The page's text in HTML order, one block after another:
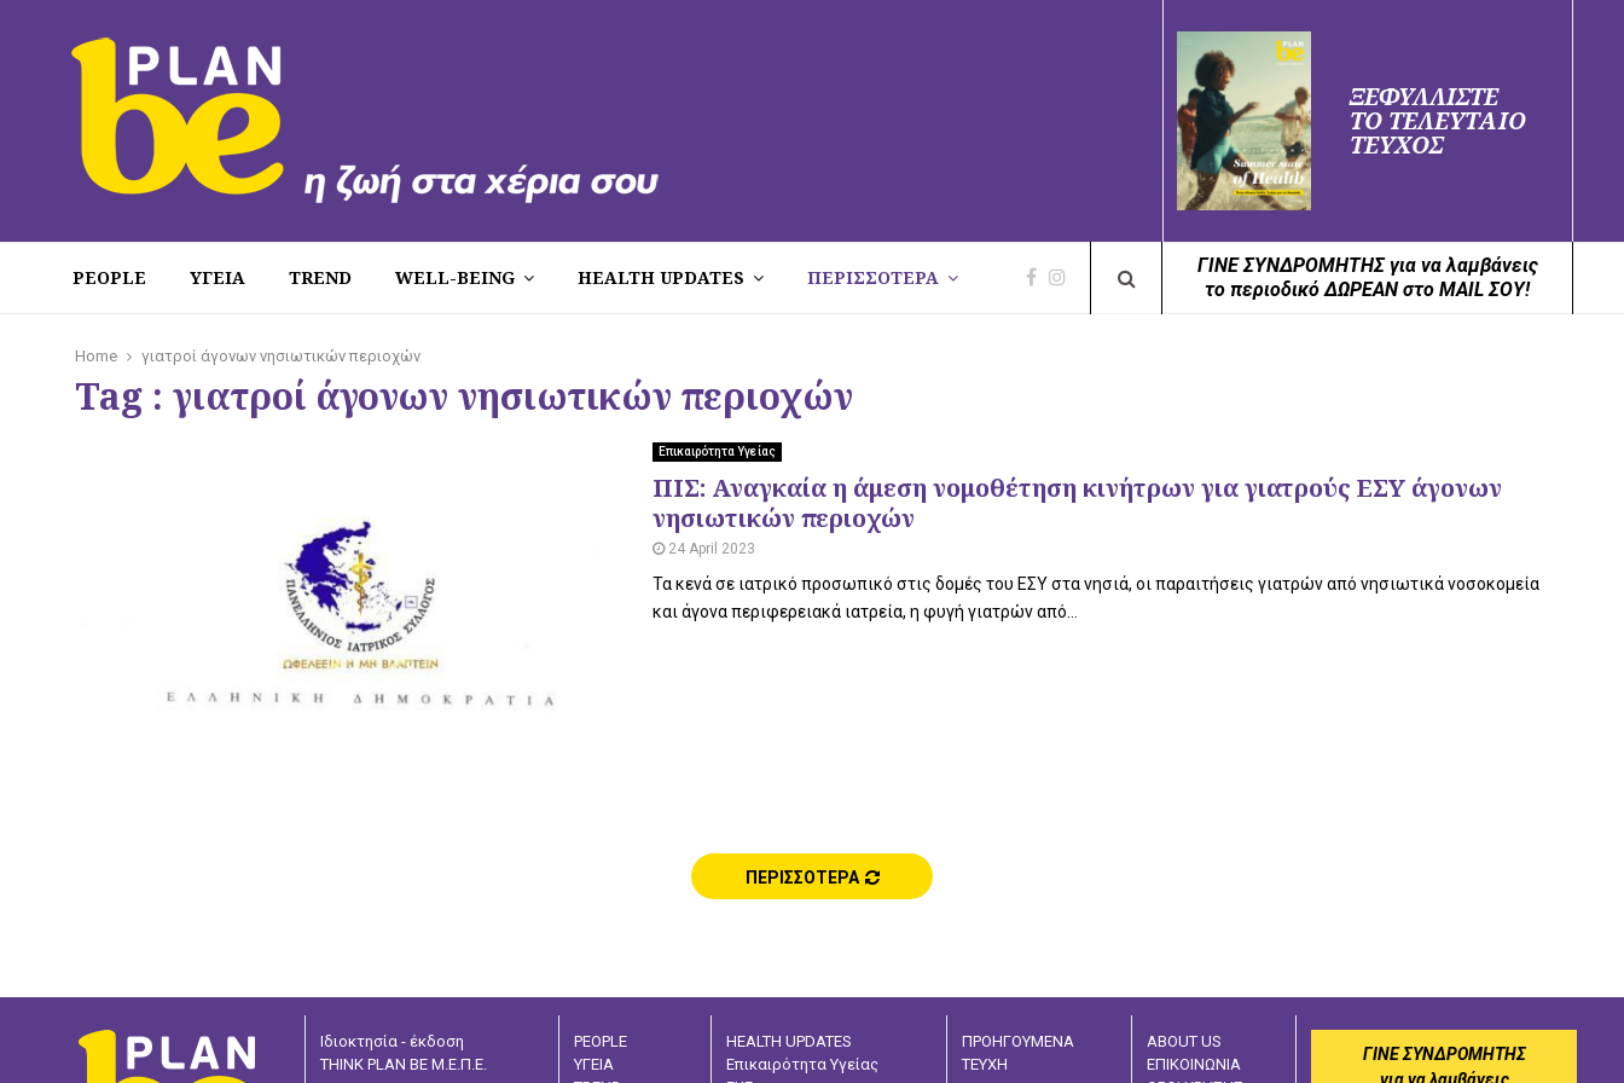
ΞΕΦΥΛΛΙΣΤΕ
ΤΟ ΤΕΛΕΥΤΑΙΟ
ΤΕΥΧΟΣ
PEOPLE ΥΓΕΙΑ TREND WELL-BEING HEALTH UPDATES ΠΕΡΙΣΣΟΤΕΡΑ
ΓΙΝΕ ΣΥΝΔΡΟΜΗΤΗΣ για να λαμβάνεις
το περιοδικό ΔΩΡΕΑΝ στο MAIL ΣΟΥ!
Home γιατροί άγονων νησιωτικών περιοχών
Tag : γιατροί άγονων νησιωτικών περιοχών
Επικαιρότητα Υγείας
ΠΙΣ: Αναγκαία η άμεση νομοθέτηση κινήτρων για γιατρούς ΕΣΥ άγονων
νησιωτικών περιοχών
24 April 2023
Τα κενά σε ιατρικό προσωπικό στις δομές του ΕΣΥ στα νησιά, οι παραιτήσεις γιατρών από νησιωτικά νοσοκομεία
και άγονα περιφερειακά ιατρεία, η φυγή γιατρών από...
ΠΕΡΙΣΣΟΤΕΡΑ
Ιδιοκτησία - έκδοση
THINK PLAN BE Μ.Ε.Π.Ε.
PEOPLE
ΥΓΕΙΑ
HEALTH UPDATES
Επικαιρότητα Υγείας
ΠΡΟΗΓΟΥΜΕΝΑ
ΤΕΥΧΗ
ABOUT US
ΕΠΙΚΟΙΝΩΝΙΑ
ΓΙΝΕ ΣΥΝΔΡΟΜΗΤΗΣ